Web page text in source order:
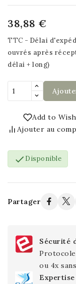
38,88 €
TTC
Délai
ouvrés après
délai + long)
Add to
Ajouter au
 Disponible
Partager
Sécurité
ou 4x